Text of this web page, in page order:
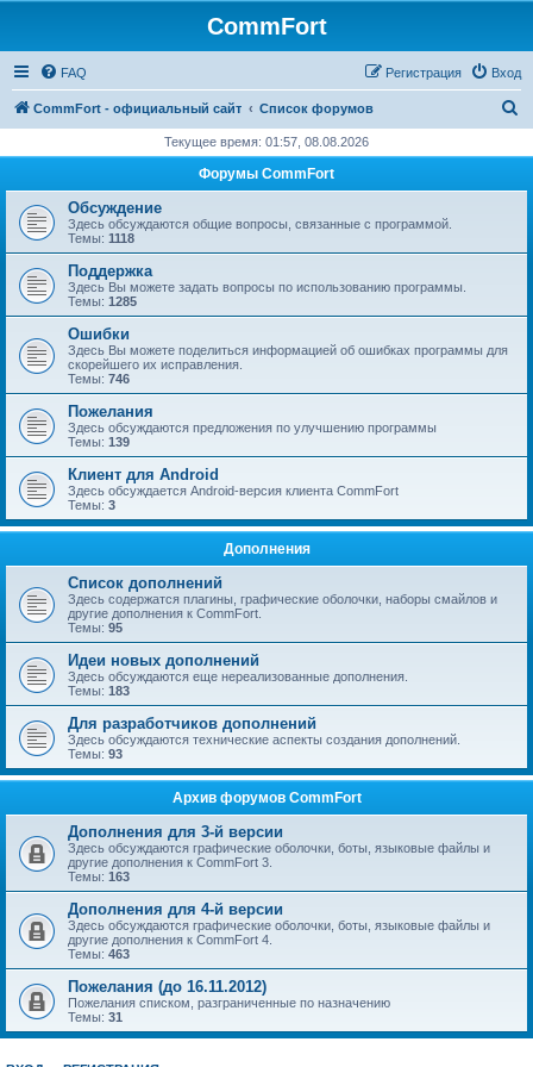
CommFort
FAQ Вход
Регистрация
CommFort - официальный сайт Список форумов
с
Текущее время: 01:57, 08.08.2026
Форумы CommFort
Обсуждение
Здесь обсуждаются общие вопросы, связанные с программой.
Темы: 1118
Поддержка
Здесь Вы можете задать вопросы по использованию программы.
Темы: 1285
Ошибки
Здесь Вы можете поделиться информацией об ошибках программы для
скорейшего их исправления.
Темы: 746
Пожелания
Здесь обсуждаются предложения по улучшению программы
Темы: 139
Клиент для Android
Здесь обсуждается Android-версия клиента CommFort
Темы: 3
Дополнения
Список дополнений
Здесь содержатся плагины, графические оболочки, наборы смайлов и
другие дополнения к CommFort.
Темы: 95
Идеи новых дополнений
Здесь обсуждаются еще нереализованные дополнения.
Темы: 183
Для разработчиков дополнений
Здесь обсуждаются технические аспекты создания дополнений.
Темы: 93
Архив форумов CommFort
Дополнения для 3-й версии
Здесь обсуждаются графические оболочки, боты, языковые файлы и
другие дополнения к CommFort 3.
Темы: 163
Дополнения для 4-й версии
Здесь обсуждаются графические оболочки, боты, языковые файлы и
другие дополнения к CommFort 4.
Темы: 463
Пожелания (до 16.11.2012)
Пожелания списком, разграниченные по назначению
Темы: 31